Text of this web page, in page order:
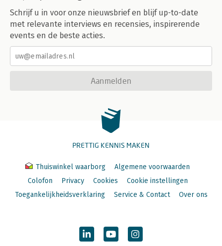
Schrijf u in voor onze nieuwsbrief en blijf up-to-date
met relevante interviews en recensies, inspirerende
events en de beste acties.
Aanmelden
PRETTIG KENNIS MAKEN
Thuiswinkel waarborg
Algemene voorwaarden
Colofon
Privacy Cookies
Cookie instellingen
Toegankelijkheidsverklaring
Service & Contact Over ons